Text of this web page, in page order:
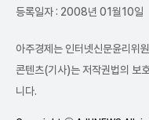
등록일자 : 2008년 01월10일
아주경제는 인터넷신문윤리위
콘텐츠(기사)는 저작권법의 보
니다.